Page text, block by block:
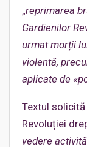
„reprimarea
Gardienilor
urmat morții
violentă,
aplicate de
Textul solicită
Revoluției
vedere